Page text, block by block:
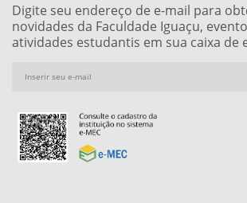
Digite seu endereço de e-mail para
novidades da Faculdade Iguaçu,
atividades estudantis em sua caixa de